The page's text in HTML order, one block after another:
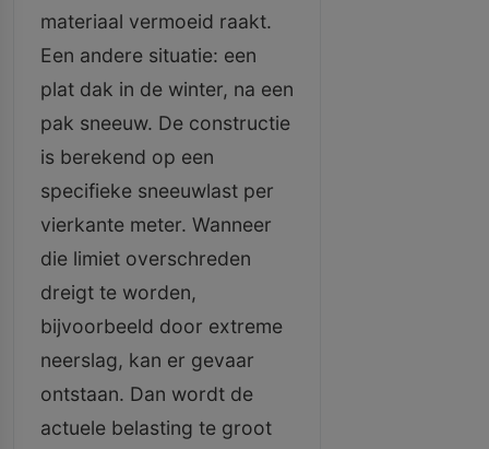
materiaal vermoeid raakt.
Een andere situatie: een
plat dak in de winter, na een
pak sneeuw. De constructie
is berekend op een
specifieke sneeuwlast per
vierkante meter. Wanneer
die limiet overschreden
dreigt te worden,
bijvoorbeeld door extreme
neerslag, kan er gevaar
ontstaan. Dan wordt de
actuele belasting te groot